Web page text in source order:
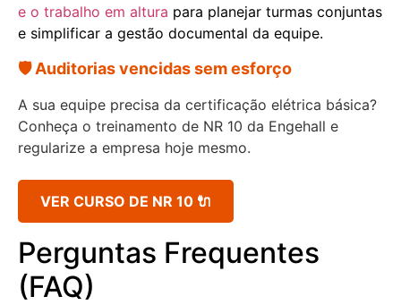
e o trabalho em altura para planejar turmas conjuntas
e simplificar a gestão documental da equipe.
🛡️ Auditorias vencidas sem esforço
A sua equipe precisa da certificação elétrica básica?
Conheça o treinamento de NR 10 da Engehall e
regularize a empresa hoje mesmo.
VER CURSO DE NR 10 🔌
Perguntas Frequentes
(FAQ)